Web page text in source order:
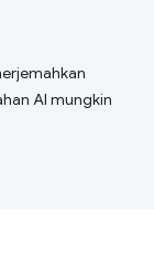
AI mungkin